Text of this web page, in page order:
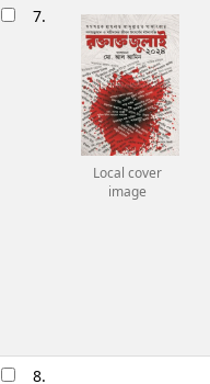
7.
Local cover
image
8.